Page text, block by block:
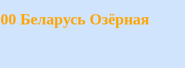
Беларусь Озёрная